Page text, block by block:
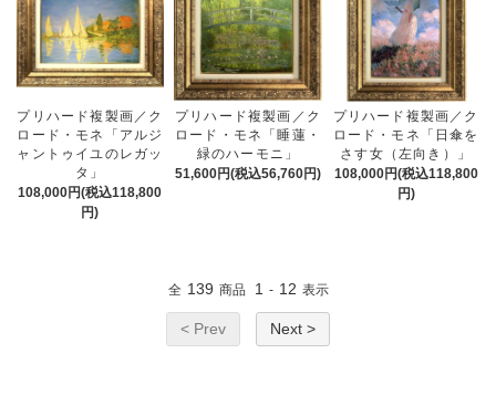
プリハード複製画／ク
ロード・モネ「アルジ
ャントゥイユのレガッ
タ」
108,000円(税込118,800
円)
プリハード複製画／ク
ロード・モネ「睡蓮・
緑のハーモニ」
51,600円(税込56,760円)
プリハード複製画／ク
ロード・モネ「日傘を
さす女（左向き）」
108,000円(税込118,800
円)
全 139 商品 1 - 12 表示
< Prev Next >